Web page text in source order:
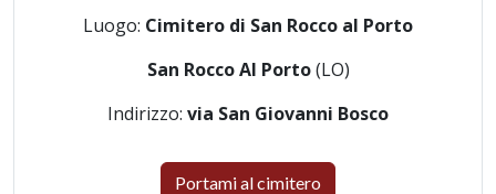
Luogo: Cimitero di San Rocco al Porto
San Rocco Al Porto(LO)
Indirizzo: via San Giovanni Bosco
Portami al cimitero